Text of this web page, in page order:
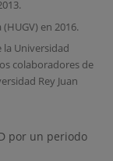
en 2016.
Universidad
colaboradores de
Rey Juan
por un periodo